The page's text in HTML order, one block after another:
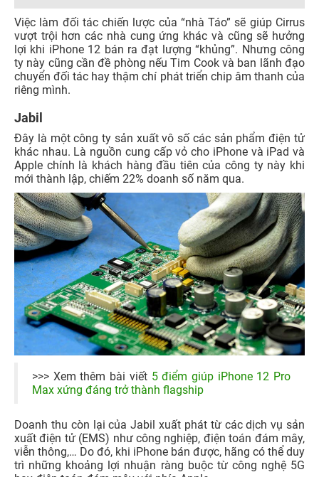
Việc làm đối tác chiến lược của “nhà Táo” sẽ giúp Cirrus
vượt trội hơn các nhà cung ứng khác và cũng sẽ hưởng
lợi khi iPhone 12 bán ra đạt lượng “khủng”. Nhưng công
ty này cũng cần đề phòng nếu Tim Cook và ban lãnh đạo
chuyển đối tác hay thậm chí phát triển chip âm thanh của
riêng mình.
Jabil
Đây là một công ty sản xuất vô số các sản phẩm điện tử
khác nhau. Là nguồn cung cấp vỏ cho iPhone và iPad và
Apple chính là khách hàng đầu tiên của công ty này khi
mới thành lập, chiếm 22% doanh số năm qua.
>>> Xem thêm bài viết 5 điểm giúp iPhone 12 Pro
Max xứng đáng trở thành flagship
Doanh thu còn lại của Jabil xuất phát từ các dịch vụ sản
xuất điện tử (EMS) như công nghiệp, điện toán đám mây,
viễn thông,… Do đó, khi iPhone bán được, hãng có thể duy
trì những khoảng lợi nhuận ràng buộc từ công nghệ 5G